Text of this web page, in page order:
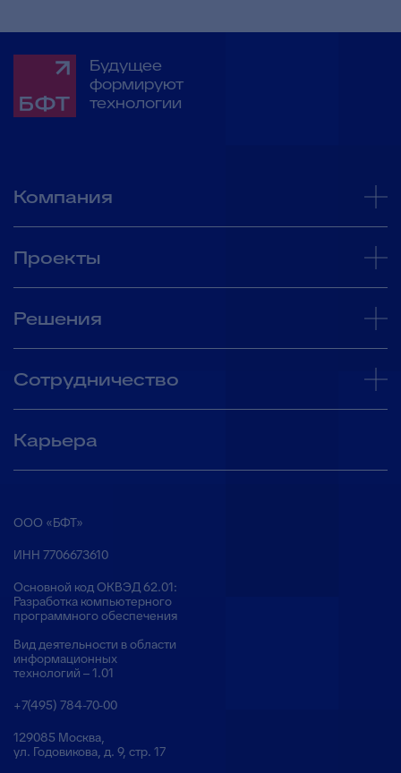
Будущее
формируют
технологии
Компания
Проекты
Решения
Сотрудничество
Карьера
ООО «БФТ»
ИНН 7706673610
Основной код ОКВЭД 62.01:
Разработка компьютерного
программного обеспечения
Вид деятельности в области
информационных
технологий – 1.01
+7(495) 784-70-00
129085 Москва,
ул. Годовикова, д. 9, стр. 17